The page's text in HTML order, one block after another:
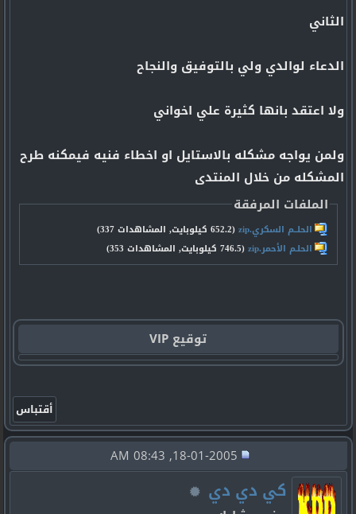
الثاني
الدعاء لوالدي ولي بالتوفيق والنجاح
ولا اعتقد بانها كثيرة علي اخواني
ولمن يواجه مشكله بالاستايل او اخطاء فنيه فيمكنه طرح
المشكله من خلال المنتدى
الملفات المرفقة
الحلــم السكري.zip‏
(652.2 كيلوبايت, المشاهدات 337)
الحلـم الأحمر.zip‏
(746.5 كيلوبايت, المشاهدات 353)
توقيع VIP
كي دي دي